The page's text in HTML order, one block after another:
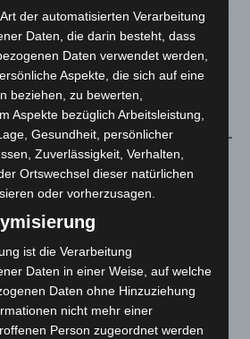
Bagger-Unfall auf Baustelle
der automatisierten Verarbeitung
Daten, die darin besteht, dass
Daten verwendet werden,
Aspekte, die sich auf eine
beziehen, zu bewerten,
Aspekte bezüglich Arbeitsleistung,
Gesundheit, persönlicher
Zuverlässigkeit, Verhalten,
Ortswechsel dieser natürlichen
oder vorherzusagen.
ist die Verarbeitung
Daten in einer Weise, auf welche
Daten ohne Hinzuziehung
nicht mehr einer
Person zugeordnet werden